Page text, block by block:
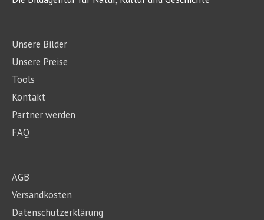
Unsere Bilder
Unsere Preise
Tools
Kontakt
Partner werden
FAQ
AGB
Versandkosten
Datenschutzerklärung